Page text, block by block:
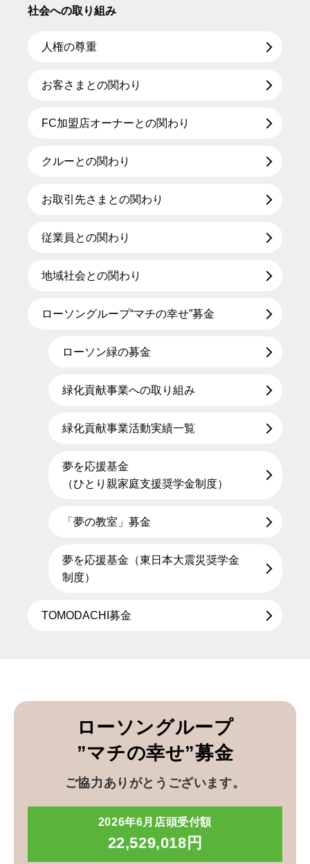
社会への取り組み
人権の尊重
お客さまとの関わり
FC加盟店オーナーとの関わり
クルーとの関わり
お取引先さまとの関わり
従業員との関わり
地域社会との関わり
ローソングループ“マチの幸せ”募金
ローソン緑の募金
緑化貢献事業への取り組み
緑化貢献事業活動実績一覧
夢を応援基金
（ひとり親家庭支援奨学金制度）
「夢の教室」募金
夢を応援基金（東日本大震災奨学金
制度）
TOMODACHI募金
ローソングループ
”マチの幸せ”募金
ご協力ありがとうございます。
2026年6月店頭受付額
22,529,018円